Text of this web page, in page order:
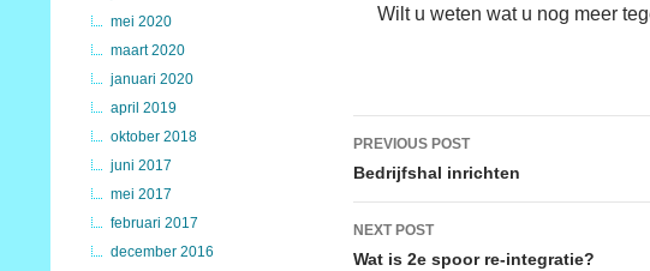
Wilt u weten wat u nog meer
Post
navigation
PREVIOUS POST
Bedrijfshal inrichten
NEXT POST
Wat is 2e spoor re-integratie?
mei 2020
maart 2020
januari 2020
april 2019
oktober 2018
juni 2017
mei 2017
februari 2017
december 2016